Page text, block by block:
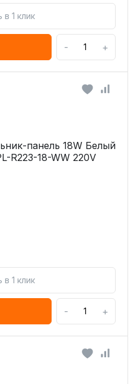
в 1 клик
- +
панель 18W Белый
R223-18-WW 220V
в 1 клик
- +